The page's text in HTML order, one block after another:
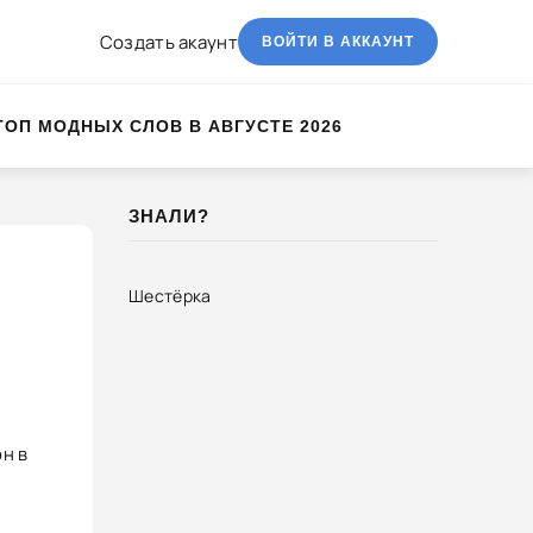
Создать акаунт ВОЙТИ В АККАУНТ
МОДНЫХ СЛОВ В АВГУСТЕ 2026
в
ЗНАЛИ?
Шестёрка